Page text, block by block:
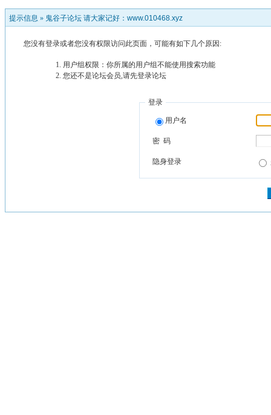
提示信息 » 鬼谷子论坛 请大家记好：www.010468.xyz
您没有登录或者您没有权限访问此页面，可能有如下几个原因:
用户组权限：你所属的用户组不能使用搜索功能
您还不是论坛会员,请先登录论坛
登录
用户名
密 码
隐身登录